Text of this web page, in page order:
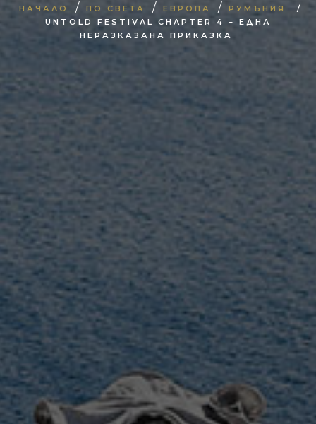
НАЧАЛО / ПО СВЕТА / ЕВРОПА / РУМЪНИЯ
/
UNTOLD FESTIVAL CHAPTER 4 – ЕДНА
НЕРАЗКАЗАНА ПРИКАЗКА